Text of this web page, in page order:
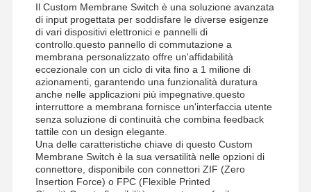
Il Custom Membrane Switch è una soluzione avanzata
di input progettata per soddisfare le diverse esigenze
di vari dispositivi elettronici e pannelli di
controllo.questo pannello di commutazione a
membrana personalizzato offre un'affidabilità
eccezionale con un ciclo di vita fino a 1 milione di
azionamenti, garantendo una funzionalità duratura
anche nelle applicazioni più impegnative.questo
interruttore a membrana fornisce un'interfaccia utente
senza soluzione di continuità che combina feedback
tattile con un design elegante.
Una delle caratteristiche chiave di questo Custom
Membrane Switch è la sua versatilità nelle opzioni di
connettore, disponibile con connettori ZIF (Zero
Insertion Force) o FPC (Flexible Printed